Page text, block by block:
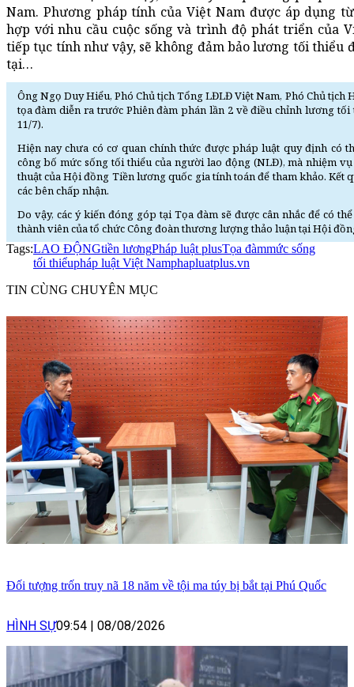
Nam. Phương pháp tính của Việt Nam được áp dụng
hợp với nhu cầu cuộc sống và trình độ phát triển của
tiếp tục tính như vậy, sẽ không đảm bảo lương tối thiểu
tại…
Ông Ngọ Duy Hiểu, Phó Chủ tịch Tổng LĐLĐ Việt Nam, Phó Chủ
tọa đàm diễn ra trước Phiên đàm phán lần 2 về điều chỉnh lương tối
11/7).
Hiện nay chưa có cơ quan chính thức được pháp luật quy định có
công bố mức sống tối thiểu của người lao động (NLĐ), mà nhiệm
thuật của Hội đồng Tiền lương quốc gia tính toán để tham khảo. Kết
các bên chấp nhận.
Do vậy, các ý kiến đóng góp tại Tọa đàm sẽ được cân nhắc để có
thành viên của tổ chức Công đoàn thương lượng thảo luận tại Hội
Tags:LAO ĐỘNGtiền lươngPháp luật plusTọa đàmmức sống
tối thiểupháp luật Việt Namphapluatplus.vn
TIN CÙNG CHUYÊN MỤC
Đối tượng trốn truy nã 18 năm về tội ma túy bị bắt tại Phú Quốc
HÌNH SỰ09:54 08/08/2026